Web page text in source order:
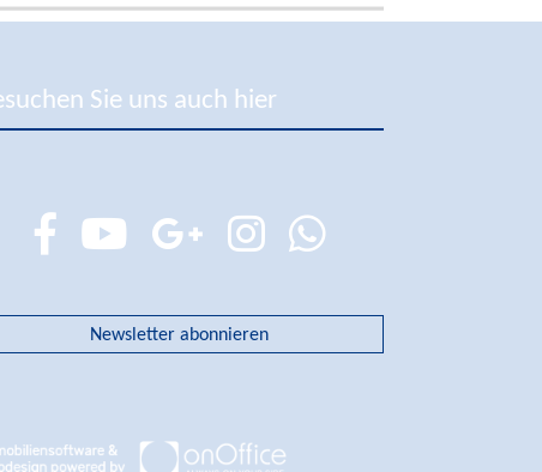
Sie uns auch hier
Newsletter abonnieren